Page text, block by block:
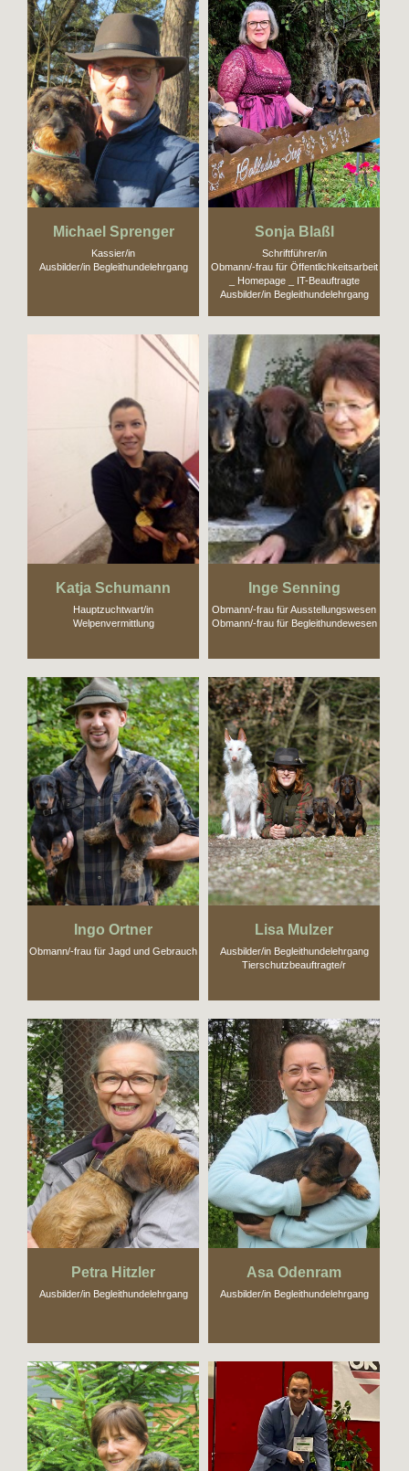
Michael Sprenger
Kassier/in
Ausbilder/in Begleithundelehrgang
Sonja Blaßl
Schriftführer/in
Obmann/-frau für Öffentlichkeitsarbeit
_ Homepage _ IT-Beauftragte
Ausbilder/in Begleithundelehrgang
Katja Schumann
Hauptzuchtwart/in
Welpenvermittlung
Inge Senning
Obmann/-frau für Ausstellungswesen
Obmann/-frau für Begleithundewesen
Ingo Ortner
Obmann/-frau für Jagd und Gebrauch
Lisa Mulzer
Ausbilder/in Begleithundelehrgang
Tierschutzbeauftragte/r
Petra Hitzler
Ausbilder/in Begleithundelehrgang
Asa Odenram
Ausbilder/in Begleithundelehrgang